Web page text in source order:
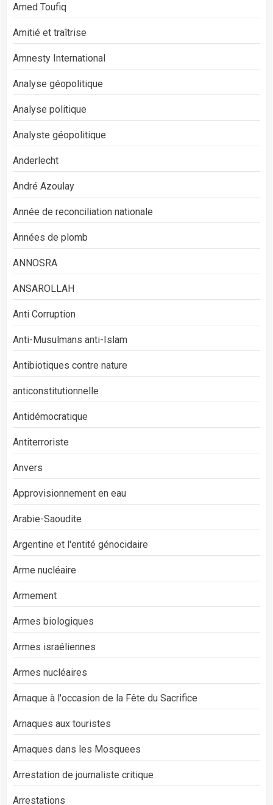
Amed Toufiq
Amitié et traîtrise
Amnesty International
Analyse géopolitique
Analyse politique
Analyste géopolitique
Anderlecht
André Azoulay
Année de reconciliation nationale
Années de plomb
ANNOSRA
ANSAROLLAH
Anti Corruption
Anti-Musulmans anti-Islam
Antibiotiques contre nature
anticonstitutionnelle
Antidémocratique
Antiterroriste
Anvers
Approvisionnement en eau
Arabie-Saoudite
Argentine et l'entité génocidaire
Arme nucléaire
Armement
Armes biologiques
Armes israéliennes
Armes nucléaires
Arnaque à l'occasion de la Fête du Sacrifice
Arnaques aux touristes
Arnaques dans les Mosquees
Arrestation de journaliste critique
Arrestations